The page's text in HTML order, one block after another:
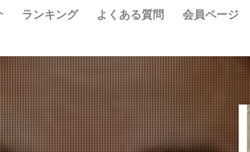
ランキング よくある質問
会員ページ